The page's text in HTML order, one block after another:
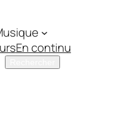
En continu